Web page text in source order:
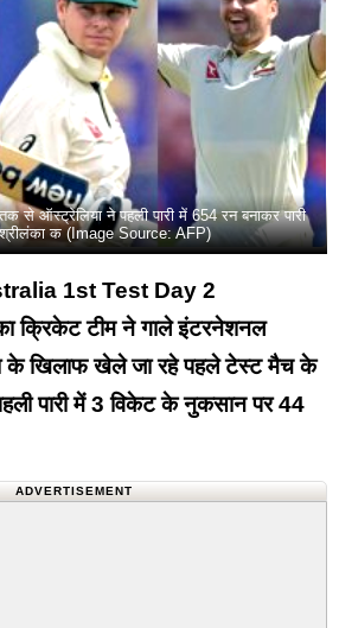
से ऑस्ट्रेलिया ने पहली पारी में 654 रन बनाकर पारी
श्रीलंका क (Image Source: AFP)
1st Test Day 2
क्रिकेट टीम ने गाले इंटरनेशनल
के खिलाफ खेले जा रहे पहले टेस्ट मैच के
पारी में 3 विकेट के नुकसान पर 44
ADVERTISEMENT